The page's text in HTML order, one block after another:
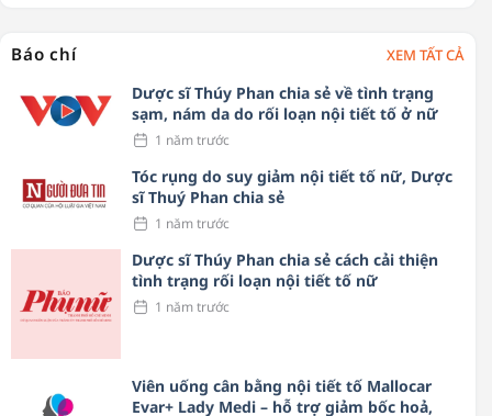
Báo chí XEM TẤT CẢ
Dược sĩ Thúy Phan chia sẻ về tình trạng
sạm, nám da do rối loạn nội tiết tố ở nữ
1 năm trước
Tóc rụng do suy giảm nội tiết tố nữ, Dược
sĩ Thuý Phan chia sẻ
1 năm trước
Dược sĩ Thúy Phan chia sẻ cách cải thiện
tình trạng rối loạn nội tiết tố nữ
1 năm trước
Viên uống cân bằng nội tiết tố Mallocar
Evar+ Lady Medi – hỗ trợ giảm bốc hoả,